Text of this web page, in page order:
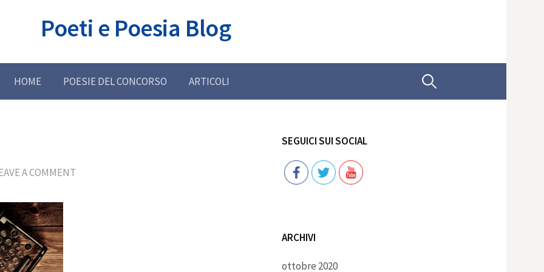
Poeti e Poesia Blog
HOME POESIE DEL CONCORSO ARTICOLI Ricerca
A COMMENT
SEGUICI SUI SOCIAL
Follow
ARCHIVI
ottobre 2020